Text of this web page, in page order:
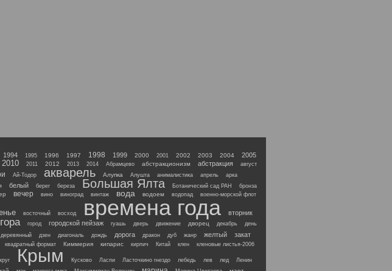
1994 1995 1996 1997 1998 1999 2000 2001 2002 2003 2004
2005
2010 2011 2012 2013 2014 Абрамцево абстракционизм абстракция
август
Ай-Тодор акварель Алупка Алушта анималистика апрель арка
белый берег береза Большая Ялта Ботанический сад РАН
бронза
вечер вино виноград винтаж вода водоем водопад военно-морской флот
восточный восход времена года вторник
гора город городской пейзаж гуашь дверь движение дворец декабрь
день
деревянный дзен диагональ дождь дорога дракон дуб жанр желтый закат
квадратный формат Киммерия кипарис кирпич Китай клен кленовые листья-2006
круг Крым Кусково Ласпи Ласточкино гнездо лебедь лев лед Ленин